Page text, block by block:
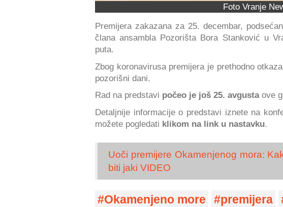
Foto Vranje
Premijera zakazana za 25. decembar,
člana ansambla Pozorišta Bora Stanković u
puta.
Zbog koronavirusa premijera je prethodno
pozorišni dani.
Rad na predstavi počeo je još 25. avgusta ove
Detaljnije informacije o predstavi iznete na
možete pogledati klikom na link u nastavku.
Uoči premijere Okamenjenog mora:
biti jaki VIDEO
Okamenjeno more premijera